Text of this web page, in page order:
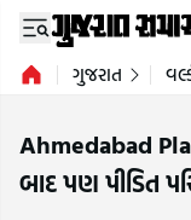
ગુજરાત
Ahmedabad
બાદ પણ પીડિત